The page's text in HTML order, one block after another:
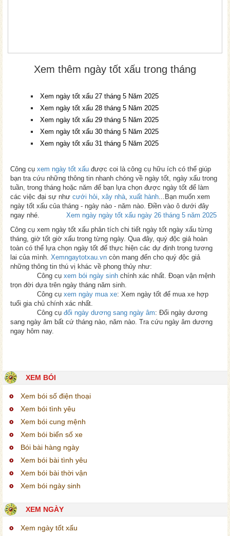
Xem thêm ngày tốt xấu trong tháng
Xem ngày tốt xấu 27 tháng 5 Năm 2025
Xem ngày tốt xấu 28 tháng 5 Năm 2025
Xem ngày tốt xấu 29 tháng 5 Năm 2025
Xem ngày tốt xấu 30 tháng 5 Năm 2025
Xem ngày tốt xấu 31 tháng 5 Năm 2025
Công cụ xem ngày tốt xấu được coi là công cụ hữu ích có thể giúp
bạn tra cứu những thông tin nhanh chóng về ngày tốt, ngày xấu trong
tuần, trong tháng hoặc năm để bạn lựa chọn được ngày tốt để làm
các việc đại sự như cưới hỏi, xây nhà, xuất hành...Bạn muốn xem
ngày tốt xấu của tháng - ngày nào - năm nào. Điền vào ô dưới đây
ngay nhé.
Xem ngày ngày tốt xấu ngày 26 tháng 5 năm 2025
Công cụ xem ngày tốt xấu phân tích chi tiết ngày tốt ngày xấu từng
tháng, giờ tốt giờ xấu trong từng ngày. Qua đây, quý độc giả hoàn
toàn có thể lựa chọn ngày tốt để thực hiện các dự định trong tương
lai của mình. Xemngaytotxau.vn còn mang đến cho quý độc giả
những thông tin thú vị khác về phong thủy như:
Công cụ xem bói ngày sinh chính xác nhất. Đoạn vận mệnh
trọn đời dựa trên ngày tháng năm sinh.
Công cụ xem ngày mua xe: Xem ngày tốt để mua xe hợp
tuổi gia chủ chính xác nhất.
Công cụ đổi ngày dương sang ngày âm: Đổi ngày dương
sang ngày âm bất cứ tháng nào, năm nào. Tra cứu ngày âm dương
ngay hôm nay.
XEM BÓI
Xem bói số điện thoại
Xem bói tình yêu
Xem bói cung mệnh
Xem bói biển số xe
Bói bài hàng ngày
Xem bói bài tình yêu
Xem bói bài thời vận
Xem bói ngày sinh
XEM NGÀY
Xem ngày tốt xấu